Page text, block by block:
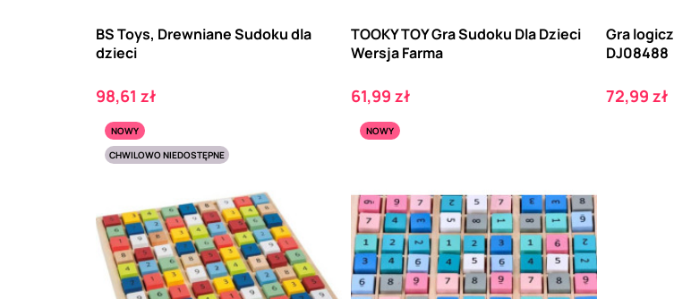
BS Toys, Drewniane Sudoku dla
dzieci
Cena
98,61 zł
TOOKY TOY Gra Sudoku Dla Dzieci
Wersja Farma
Cena
61,99 zł
Gra
DJ08488
Cena
72,99 zł
NOWY
CHWILOWO NIEDOSTĘPNE
NOWY